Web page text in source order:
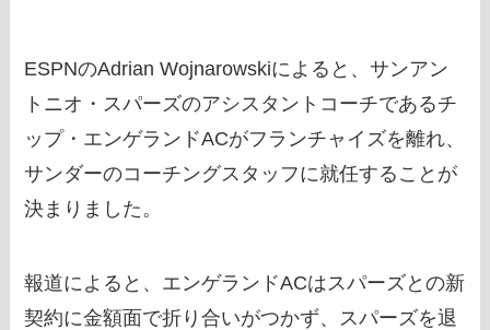
ESPNのAdrian Wojnarowskiによると、サンアン
トニオ・スパーズのアシスタントコーチであるチ
ップ・エンゲランドACがフランチャイズを離れ、
サンダーのコーチングスタッフに就任することが
決まりました。
報道によると、エンゲランドACはスパーズとの新
契約に金額面で折り合いがつかず、スパーズを退